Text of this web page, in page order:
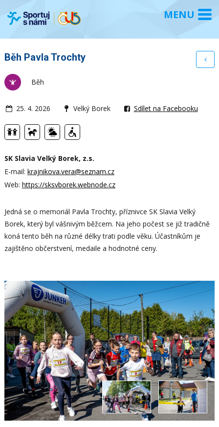
Běh Pavla Trochty
Běh
25. 4. 2026 Velký Borek Sdílet na Facebooku
SK Slavia Velký Borek, z.s.
E-mail: krajnikova.vera@seznam.cz
Web: https://sksvborek.webnode.cz
Jedná se o memoriál Pavla Trochty, příznivce SK Slavia Velký
Borek, který byl vášnivým běžcem. Na jeho počest se již tradičně
koná tento běh na různé délky trati podle věku. Účastníkům je
zajištěno občerstvení, medaile a hodnotné ceny.